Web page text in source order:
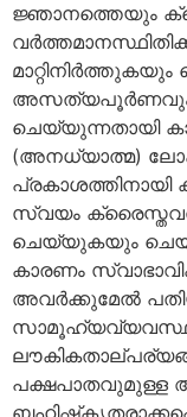
ജ്ഞാനത്തെയും
അസത്യപൂര്‍ണവും
ചെയ്യുന്നതായി
(അനധ്യാത്മ)
പ്രകാശത്തിനായി
സ്വയം
ചെയ്യുകയും
കാരണം
അവര്‍ക്കുമേല്‍
പക്ഷപാതവുമുള്ള